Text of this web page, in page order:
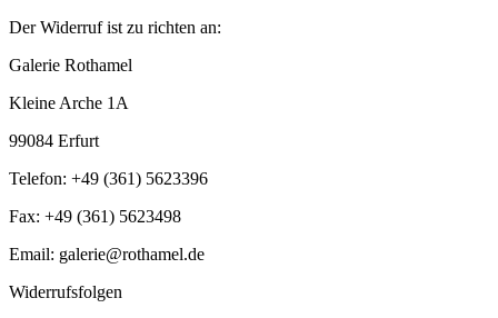
Der Widerruf ist zu richten an:
Galerie Rothamel
Kleine Arche 1A
99084 Erfurt
Telefon: +49 (361) 5623396
Fax: +49 (361) 5623498
Email: galerie@rothamel.de
Widerrufsfolgen